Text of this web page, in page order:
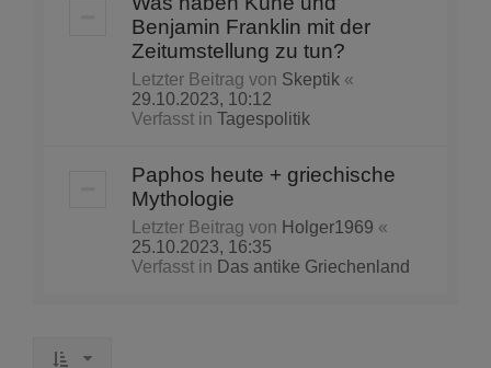
Benjamin Franklin mit der
Zeitumstellung zu tun?
Letzter Beitrag von Skeptik «
29.10.2023, 10:12
Verfasst in Tagespolitik
Paphos heute + griechische
Mythologie
Letzter Beitrag von Holger1969 «
25.10.2023, 16:35
Verfasst in Das antike Griechenland